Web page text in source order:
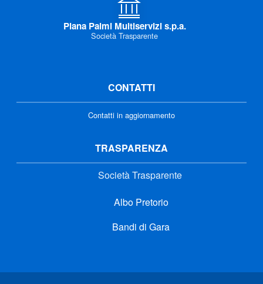
Piana Palmi Multiservizi s.p.a.
Società Trasparente
CONTATTI
Contatti in aggiornamento
TRASPARENZA
Società Trasparente
Albo Pretorio
Bandi di Gara